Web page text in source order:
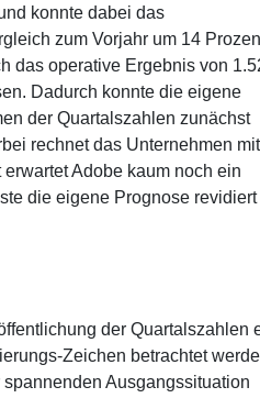
konnte dabei das
zum Vorjahr um 14
das operative Ergebnis von
Dadurch konnte die eigene
der Quartalszahlen zunächst
rechnet das Unternehmen mit
Adobe kaum noch ein
die eigene Prognose revidiert
der Quartalszahlen
Zeichen betrachtet
Ausgangssituation